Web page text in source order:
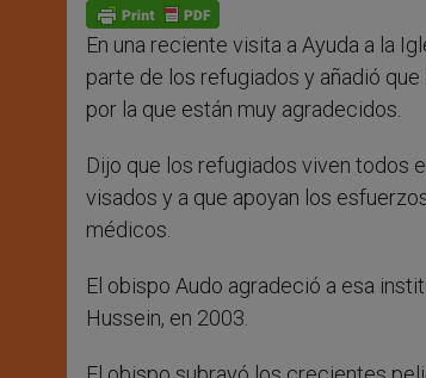
p
p
g
e
r
o
k
En una reciente visita a Ayuda a la
parte de los refugiados y añadió
por la que están muy agradecidos.
Dijo que los refugiados viven todos
visados y a que apoyan los
médicos.
El obispo Audo agradeció a esa
Hussein, en 2003.